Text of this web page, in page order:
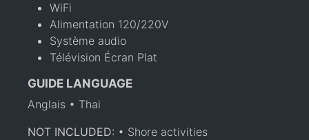
WiFi
Alimentation 120/220V
Système audio
Télévision Écran Plat
GUIDE LANGUAGE
Anglais • Thai
NOT INCLUDED: • Shore activities